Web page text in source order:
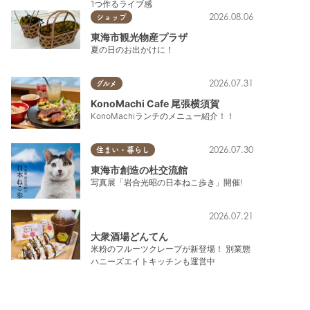
1つ作るライブ感
ショップ 2026.08.06
東海市観光物産プラザ
夏の日のお出かけに！
グルメ 2026.07.31
KonoMachi Cafe 尾張横須賀
KonoMachiランチのメニュー紹介！！
住まい・暮らし 2026.07.30
東海市創造の杜交流館
写真展「岩合光昭の日本ねこ歩き」開催!
2026.07.21
大衆酒場どんてん
米粉のフルーツクレープが新登場！ 別業態
ハニーズエイトキッチンも運営中